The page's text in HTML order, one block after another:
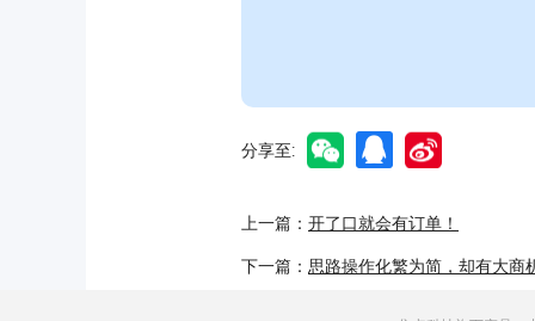
分享至:
上一篇： 开了口就会有订单！
下一篇： 思路操作化繁为简，却有大商